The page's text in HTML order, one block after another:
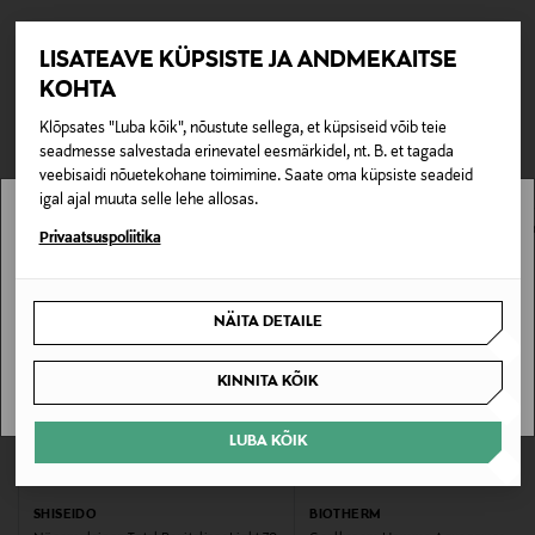
LISATEAVE KÜPSISTE JA ANDMEKAITSE
KOHTA
Klõpsates "Luba kõik", nõustute sellega, et küpsiseid võib teie
seadmesse salvestada erinevatel eesmärkidel, nt. B. et tagada
veebisaidi nõuetekohane toimimine. Saate oma küpsiste seadeid
igal ajal muuta selle lehe allosas.
Privaatsuspoliitika
NÄITA DETAILE
KINNITA KÕIK
LUBA KÕIK
110851400
Pakendi suurus
100 ml
Nahatüüp
Kosteusemulsio miehille
Tarnimine pakiautomaati või postkontorisse
0,00 € – 4,90 €
lepingust taganeda 30 päeva jooksul alates kauba
kättesaamisest. Suletud pakendis toodete puhul saab neid
pakendis kosmeetika- ja loodustooted peavad olema
avamata originaalpakendis.
E-POE TAGASTUSED
TEISED KLIENDID
VAATASID KA
SHISEIDO
BIOTHERM
Stockmann pole Sinu riigis saadaval.
SAAN ARU